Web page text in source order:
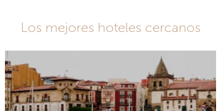
Los mejores hoteles cercanos